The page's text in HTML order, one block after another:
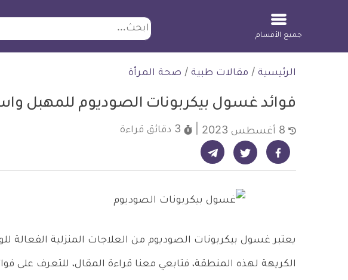
ابحث
جميع الأقسام
الرئيسية / مقالات طبية / صحة المرأة
فوائد غسول بيكربونات الصوديوم للمهبل
3 دقائق قراءة
شارك على فيسبوك - ديلي ميديكال انفو شارك على تويتر - ديلي ميديكال انفو شارك على تيليجرام - ديلي ميديكال انفو
يعتبر غسول بيكربونات الصوديوم من العلاجات المنزلية الفعالة
الكريهة لهذه المنطقة، فتابعي معنا قراءة المقال، للتعرف على